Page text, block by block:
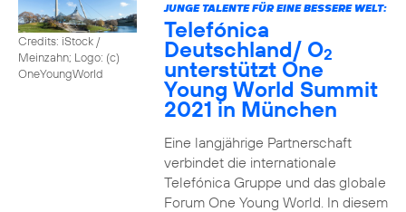
Credits: iStock /
Meinzahn; Logo: (c)
OneYoungWorld
JUNGE TALENTE FÜR EINE BESSERE WELT:
Telefónica
Deutschland/ O2
unterstützt One
Young World Summit
2021 in München
Eine langjährige Partnerschaft
verbindet die internationale
Telefónica Gruppe und das globale
Forum One Young World. In diesem